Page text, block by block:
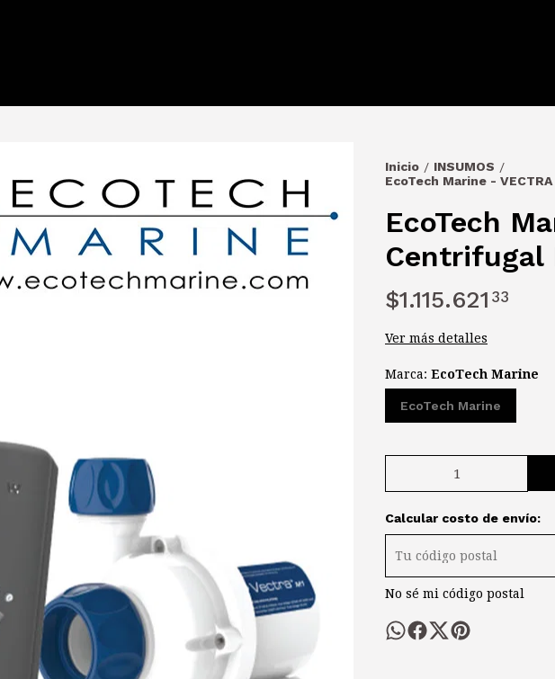
Inicio / INSUMOS /
EcoTech Marine -
EcoTech
Centrifugal
$1.115.621 33
Ver más detalles
Marca: EcoTech Marine
EcoTech Marine
Calcular costo de envío:
No sé mi código postal